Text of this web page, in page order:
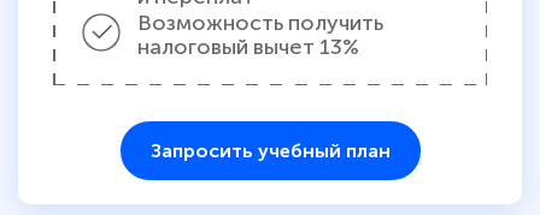
Возможность получить
налоговый вычет 13%
Запросить учебный план